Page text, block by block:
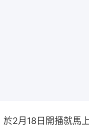
於2月18日開播就馬